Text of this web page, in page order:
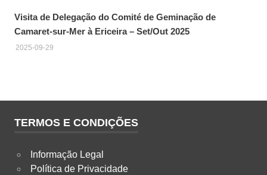
Visita de Delegação do Comité de Geminação de
Camaret-sur-Mer à Ericeira – Set/Out 2025
2025-09-29
TERMOS E CONDIÇÕES
Informação Legal
Política de Privacidade